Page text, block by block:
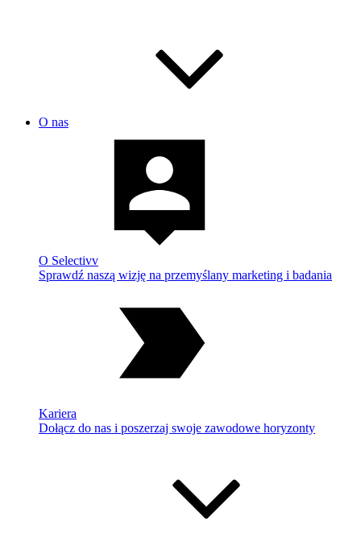
O nas
O Selectivv
Sprawdź naszą wizję na przemyślany marketing i badania
Kariera
Dołącz do nas i poszerzaj swoje zawodowe horyzonty